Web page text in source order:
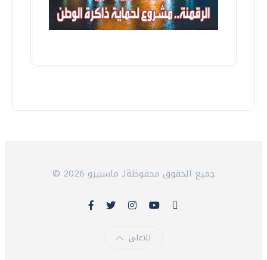
© 2026 جميع الحقوق محفوظةلـ ماسبيرو
للاعلى